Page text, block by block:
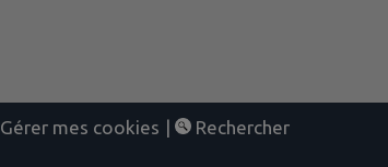
Gérer mes cookies
Rechercher